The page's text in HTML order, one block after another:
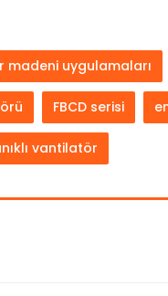
madeni uygulamaları
FBCD serisi
vantilatör